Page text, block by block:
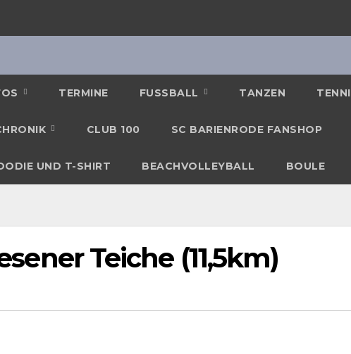
TERMINE FUSSBALL TANZEN
CLUB 100 SC BARIENRODE FANSHOP
UND T-SHIRT BEACHVOLLEYBALL BOULE
Teiche (11,5km)